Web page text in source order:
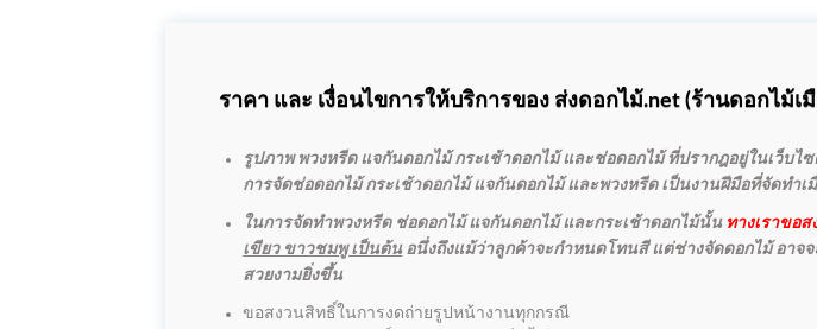
ราคา และ เงื่อนไขการให้บริการของ ส่งดอกไม้.net (ร้านดอกไม้เ
รูปภาพ พวงหรีด แจกันดอกไม้ กระเช้าดอกไม้ และช่อดอกไม้ ที่ปรากฎอยู่ในเว็บไ
การจัดช่อดอกไม้ กระเช้าดอกไม้ แจกันดอกไม้ และพวงหรีด เป็นงานฝีมือที่จัดทำ
ในการจัดทำพวงหรีด ช่อดอกไม้ แจกันดอกไม้ และกระเช้าดอกไม้นั้น ทางเราขอ
เขียว ขาวชมพู เป็นต้นอนึ่งถึงแม้ว่าลูกค้าจะกำหนดโทนสี แต่ช่างจัดดอกไม้ อาจ
สวยงามยิ่งขึ้น
ขอสงวนสิทธิ์ในการงดถ่ายรูปหน้างานทุกกรณี